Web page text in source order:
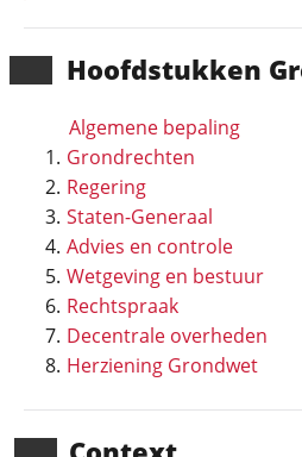
Hoofd­stukken
Algemene bepaling
Grondrechten
Regering
Staten-Generaal
Advies en controle
Wetgeving en bestuur
Rechtspraak
Decentrale overheden
Herziening Grondwet